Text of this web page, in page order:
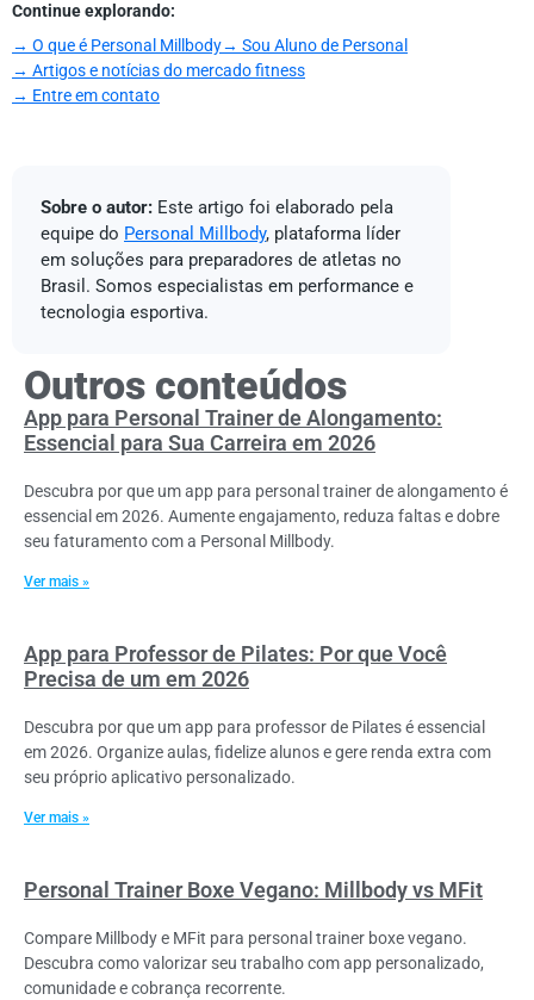
Continue explorando:
→ O que é Personal Millbody→ Sou Aluno de Personal
→ Artigos e notícias do mercado fitness
→ Entre em contato
Sobre o autor: Este artigo foi elaborado pela
equipe do Personal Millbody, plataforma líder
em soluções para preparadores de atletas no
Brasil. Somos especialistas em performance e
tecnologia esportiva.
Outros conteúdos
App para Personal Trainer de Alongamento:
Essencial para Sua Carreira em 2026
Descubra por que um app para personal trainer de alongamento é
essencial em 2026. Aumente engajamento, reduza faltas e dobre
seu faturamento com a Personal Millbody.
Ver mais »
App para Professor de Pilates: Por que Você
Precisa de um em 2026
Descubra por que um app para professor de Pilates é essencial
em 2026. Organize aulas, fidelize alunos e gere renda extra com
seu próprio aplicativo personalizado.
Ver mais »
Personal Trainer Boxe Vegano: Millbody vs MFit
Compare Millbody e MFit para personal trainer boxe vegano.
Descubra como valorizar seu trabalho com app personalizado,
comunidade e cobrança recorrente.